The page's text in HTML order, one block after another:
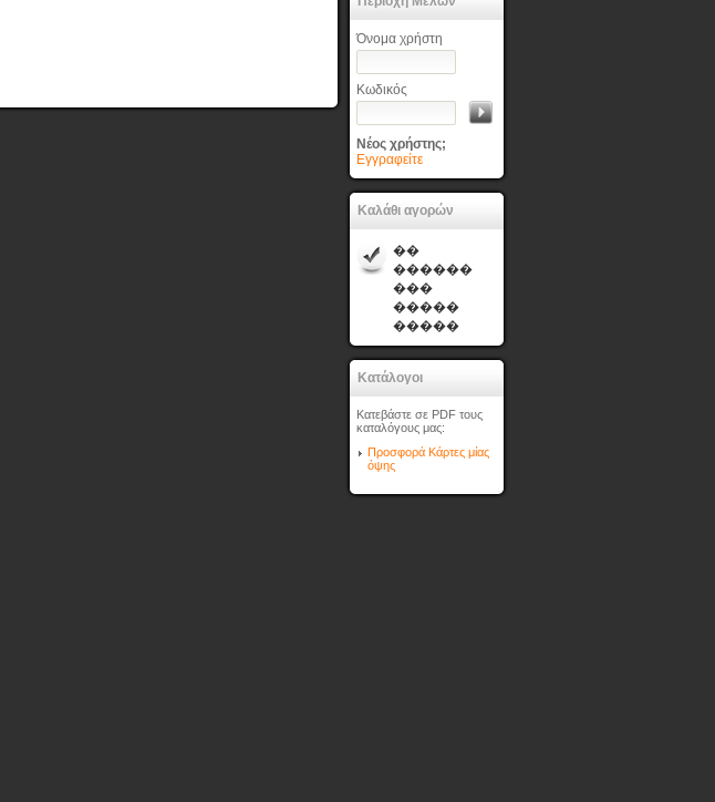
Όνομα χρήστη
Κωδικός
Νέος χρήστης;
Εγγραφείτε
Καλάθι αγορών
��
������
���
�����
�����
Κατάλογοι
Κατεβάστε σε PDF τους
καταλόγους μας:
Προσφορά Κάρτες μίας
όψης